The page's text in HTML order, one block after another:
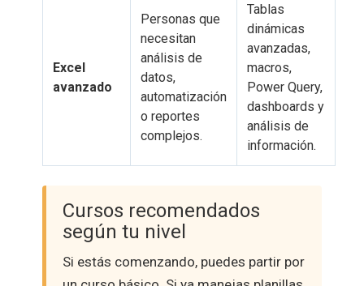
Excel
avanzado
Personas que
necesitan
análisis de
datos,
automatización
o reportes
complejos.
Tablas
dinámicas
avanzadas,
macros,
Power Query,
dashboards y
análisis de
información.
Cursos recomendados
según tu nivel
Si estás comenzando, puedes partir por